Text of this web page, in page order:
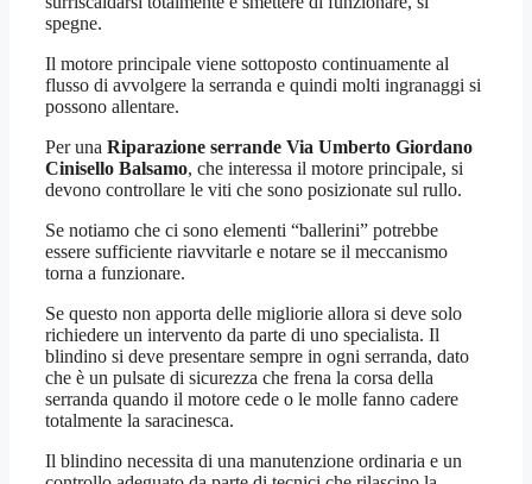
spegne.
Il motore principale viene sottoposto continuamente al
flusso di avvolgere la serranda e quindi molti ingranaggi si
possono allentare.
Per una Riparazione serrande Via Umberto Giordano
Cinisello Balsamo, che interessa il motore principale, si
devono controllare le viti che sono posizionate sul rullo.
Se notiamo che ci sono elementi “ballerini” potrebbe
essere sufficiente riavvitarle e notare se il meccanismo
torna a funzionare.
Se questo non apporta delle migliorie allora si deve solo
richiedere un intervento da parte di uno specialista. Il
blindino si deve presentare sempre in ogni serranda, dato
che è un pulsate di sicurezza che frena la corsa della
serranda quando il motore cede o le molle fanno cadere
totalmente la saracinesca.
Il blindino necessita di una manutenzione ordinaria e un